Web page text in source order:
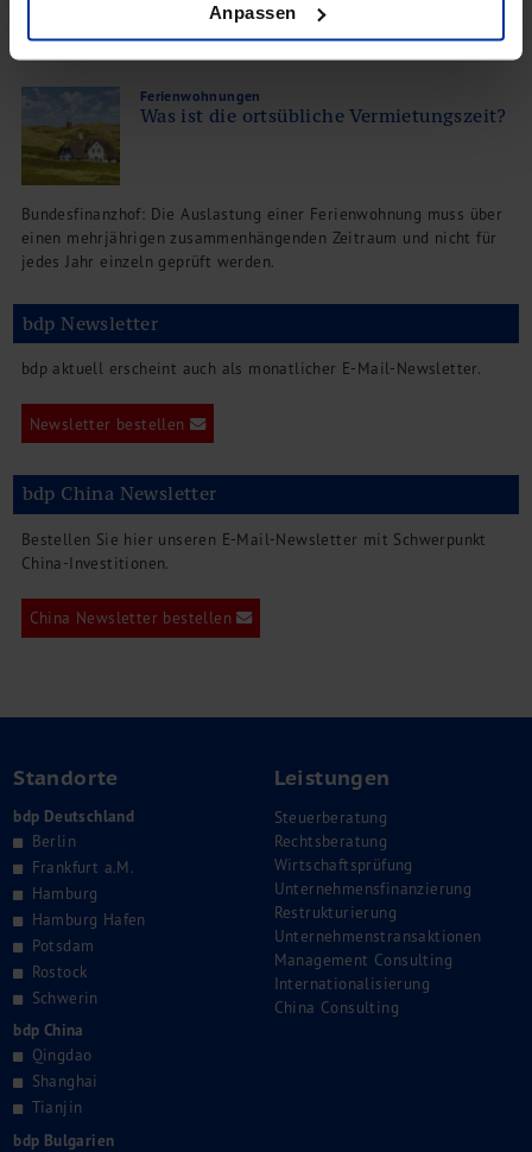
Anpassen
Ferienwohnungen
Was ist die ortsübliche Vermietungszeit?
Bundesfinanzhof: Die Auslastung einer Ferienwohnung muss über
einen mehrjährigen zusammenhängenden Zeitraum und nicht für
jedes Jahr einzeln geprüft werden.
bdp Newsletter
bdp aktuell erscheint auch als monatlicher E-Mail-Newsletter.
Newsletter bestellen
bdp China Newsletter
Bestellen Sie hier unseren E-Mail-Newsletter mit Schwerpunkt
China-Investitionen.
China Newsletter bestellen
Standorte
bdp Deutschland
Berlin
Frankfurt a.M.
Hamburg
Hamburg Hafen
Potsdam
Rostock
Schwerin
bdp China
Qingdao
Shanghai
Tianjin
bdp Bulgarien
Leistungen
Steuerberatung
Rechtsberatung
Wirtschaftsprüfung
Unternehmensfinanzierung
Restrukturierung
Unternehmenstransaktionen
Management Consulting
Internationalisierung
China Consulting